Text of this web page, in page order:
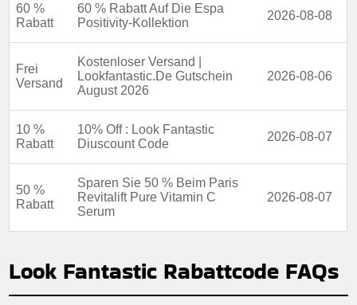
60 %
Rabatt
60 % Rabatt Auf Die Espa
Positivity-Kollektion
2026-08-08
Frei
Versand
Kostenloser Versand |
Lookfantastic.De Gutschein
August 2026
2026-08-06
10 %
Rabatt
10% Off : Look Fantastic
Diuscount Code
2026-08-07
50 %
Rabatt
Sparen Sie 50 % Beim Paris
Revitalift Pure Vitamin C
Serum
2026-08-07
Look Fantastic Rabattcode FAQs